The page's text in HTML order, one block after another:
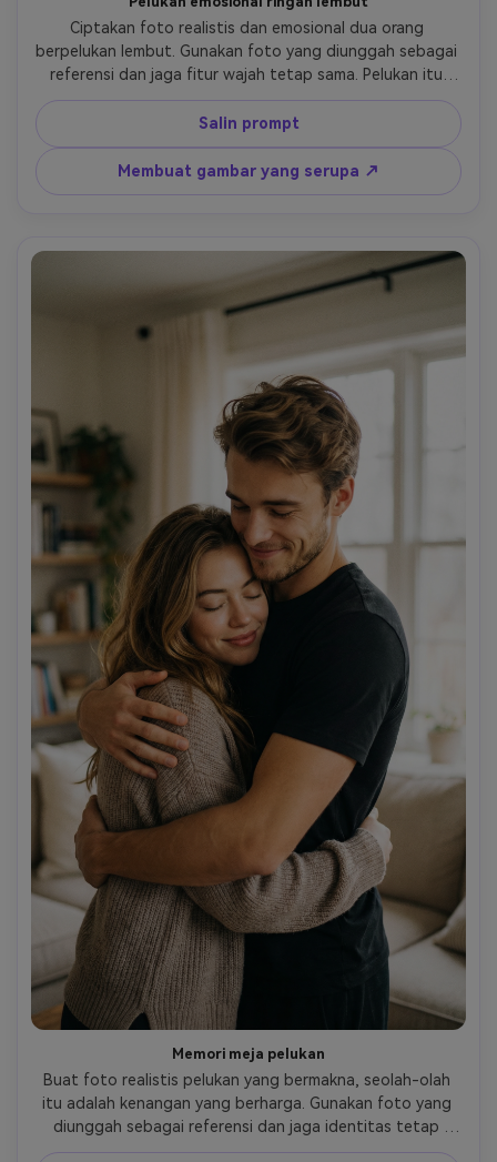
Ciptakan foto realistis dan emosional dua orang
berpelukan lembut. Gunakan foto yang diunggah sebagai
referensi dan jaga fitur wajah tetap sama. Pelukan itu
harus terasa tenang, menenangkan, dan sangat
emosional. Pencahayaan difusi lembut warna hangat
bayangan halus ekspresi santai kontak tubuh alami gaya
fotorealistis dengan kelembutan sinematis tanpa kartun
tanpa ilustrasi tanpa berlebihan.
Salin prompt
Membuat gambar yang serupa ↗
Memori meja pelukan
Buat foto realistis pelukan yang bermakna, seolah-olah
itu adalah kenangan yang berharga. Gunakan foto yang
diunggah sebagai referensi dan jaga identitas tetap
tidak berubah. Pelukan itu harus terasa pribadi, hangat,